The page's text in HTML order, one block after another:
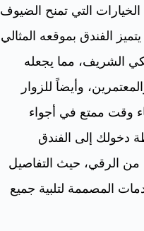
التي تمنح الضيوف
الفندق بموقعه المثالي
الشريف، مما يجعله
وأيضاً للزوار
وقت ممتع في أجواء
دخولك إلى الفندق
الرقي، حيث التفاصيل
المصممة لتلبية جميع